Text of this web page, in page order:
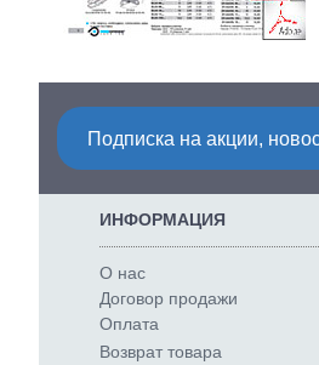
Подписка на акции,
ИНФОРМАЦИЯ
О нас
Договор продажи
Оплата
Возврат товара